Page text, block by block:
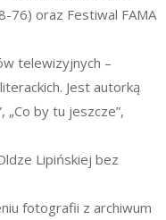
76) oraz Festiwal FAMA
telewizyjnych –
Jest autorką
„Co by tu jeszcze”,
Lipińskiej bez
fotografii z archiwum